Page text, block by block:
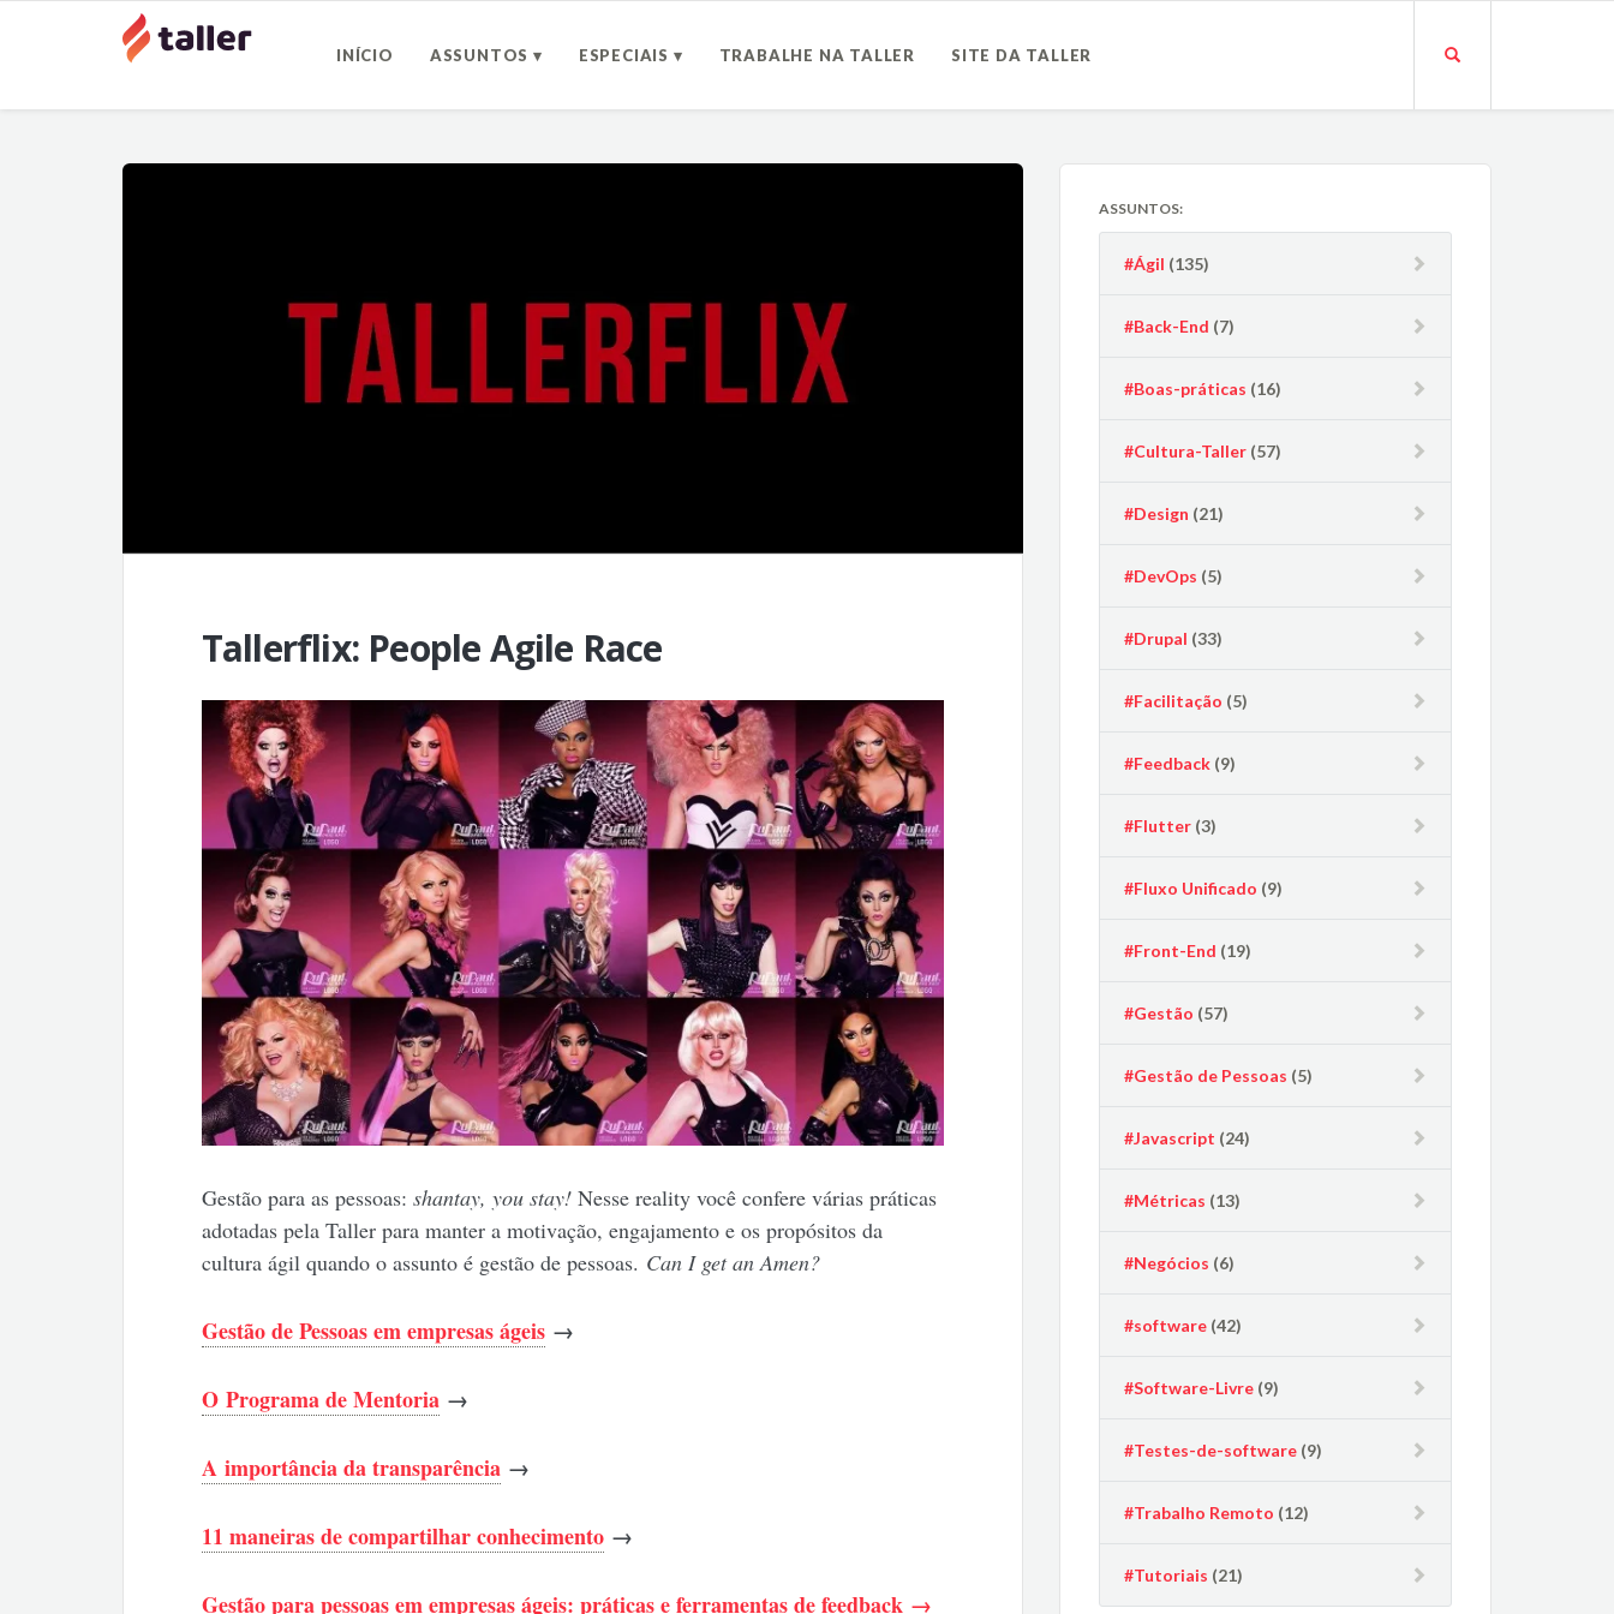
INÍCIO ASSUNTOS ▾ ESPECIAIS ▾ TRABALHE NA TALLER SITE DA TALLER
Tallerflix: People Agile Race
Gestão para as pessoas: shantay, you stay!Nesse reality você confere várias práticas
adotadas pela Taller para manter a motivação, engajamento e os propósitos da
cultura ágil quando o assunto é gestão de pessoas. Can I get an Amen?
Gestão de Pessoas em empresas ágeis→
O Programa de Mentoria→
A importância da transparência→
11 maneiras de compartilhar conhecimento→
Gestão para pessoas em empresas ágeis: práticas e ferramentas de feedback →
ASSUNTOS:
#Ágil (135)
#Back-End (7)
#Boas-práticas (16)
#Cultura-Taller (57)
#Design (21)
#DevOps (5)
#Drupal (33)
#Facilitação (5)
#Feedback (9)
#Flutter (3)
#Fluxo Unificado (9)
#Front-End (19)
#Gestão (57)
#Gestão de Pessoas (5)
#Javascript (24)
#Métricas (13)
#Negócios (6)
#software (42)
#Software-Livre (9)
#Testes-de-software (9)
#Trabalho Remoto (12)
#Tutoriais (21)